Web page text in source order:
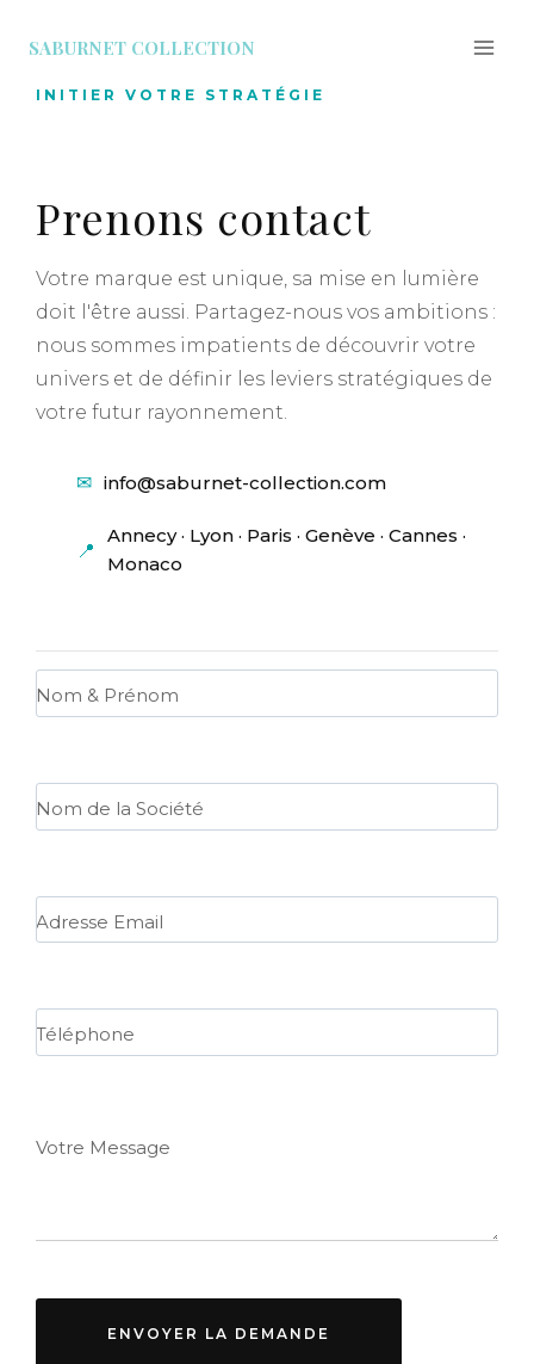
SABURNET COLLECTION
INITIER VOTRE STRATÉGIE
Prenons contact
Votre marque est unique, sa mise en lumière
doit l'être aussi. Partagez-nous vos ambitions :
nous sommes impatients de découvrir votre
univers et de définir les leviers stratégiques de
votre futur rayonnement.
✉ info@saburnet-collection.com
📍
Annecy · Lyon · Paris · Genève · Cannes ·
Monaco
Nom & Prénom
Nom de la Société
Adresse Email
Téléphone
Votre Message
ENVOYER LA DEMANDE